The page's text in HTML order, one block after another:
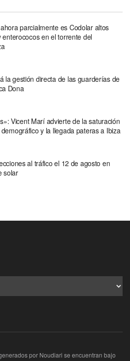
parcialmente es Codolar altos
enterococos en el torrente del
la gestión directa de las guarderías de
Dona
Vicent Marí advierte de la saturación
y la llegada pateras a Ibiza
al tráfico el 12 de agosto en
solar
por Noudiari se encuentran bajo